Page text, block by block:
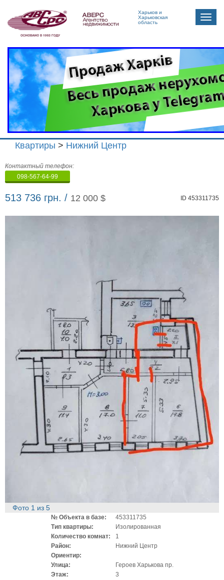
Харьков и
Харьковская
область
Toggle
Квартиры > Нижний Центр
Агенство
недвижимости
"Аверс"
Контактный телефон:
098-567-64-99
513 736 грн. / 12 000 $ ID 453311735
Фото 1 из 5
№ Объекта в базе:
453311735
Тип квартиры:
Изолированная
Количество комнат:
1
Район:
Нижний Центр
Ориентир:
Улица:
Героев Харькова пр.
Этаж:
3